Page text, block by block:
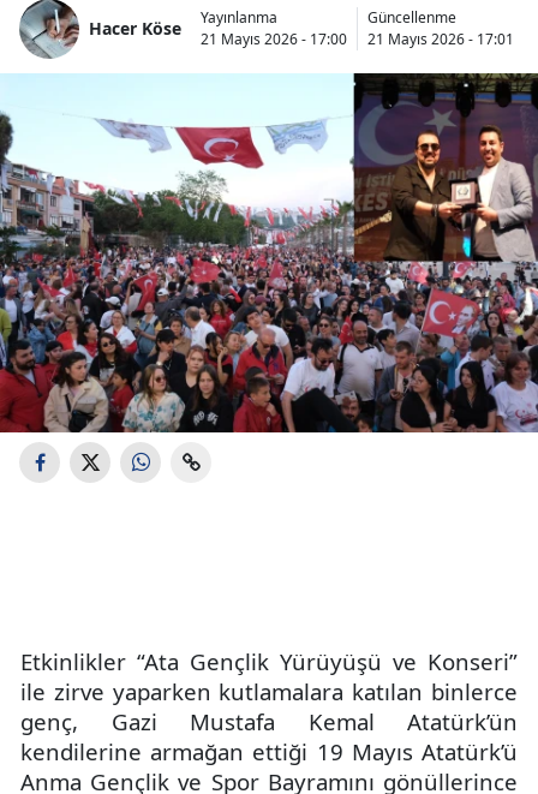
Hacer Köse
Yayınlanma
21 Mayıs 2026 - 17:00
Güncellenme
21 Mayıs 2026 - 17:01
Etkinlikler “Ata Gençlik Yürüyüşü ve Konseri”
ile zirve yaparken kutlamalara katılan binlerce
genç, Gazi Mustafa Kemal Atatürk’ün
kendilerine armağan ettiği 19 Mayıs Atatürk’ü
Anma Gençlik ve Spor Bayramını gönüllerince